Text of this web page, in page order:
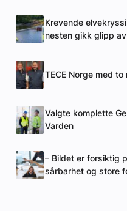
Krevende
nesten gikk glipp
TECE Norge med
Valgte komplette
Varden
– Bildet er forsiktig
sårbarhet og store